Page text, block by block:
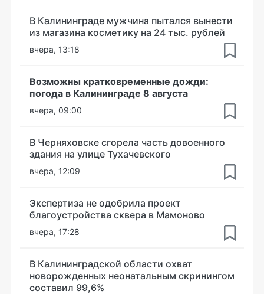
В Калининграде мужчина пытался вынести
из магазина косметику на 24 тыс. рублей
вчера, 13:18
Возможны кратковременные дожди:
погода в Калининграде 8 августа
вчера, 09:00
В Черняховске сгорела часть довоенного
здания на улице Тухачевского
вчера, 12:09
Экспертиза не одобрила проект
благоустройства сквера в Мамоново
вчера, 17:28
В Калининградской области охват
новорожденных неонатальным скринингом
составил 99,6%